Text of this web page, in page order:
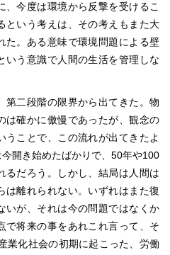
、今度は環境から反撃を受けるこ
という考えは、その考えもまた大
た。ある意味で環境問題による壁
いう意識で人間の生活を管理しな
二段階の限界から出てきた。物
は確かに傲慢であったが、観念の
うことで、この流れが出てきたよ
開き始めたばかりで、50年や100
るだろう。しかし、結局は人間は
は離れられない。いずれはまた復
いが、それは今の問題ではなくか
で将来の事をあれこれ言って、そ
業化社会の初期に起こった、労働